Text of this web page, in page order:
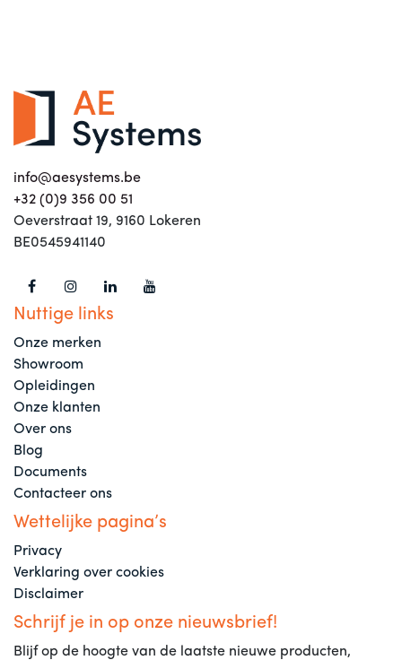
info@aesystems.be
+32 (0)9 356 00 51
Oeverstraat 19, 9160 Lokeren
BE0545941140
Nuttige links
Onze merken
Showroom
Opleidingen
Onze klanten
Over ons
Blog
Documents
Contacteer ons
Wettelijke pagina’s
Privacy
Verklaring over cookies
Disclaimer
Schrijf je in op onze nieuwsbrief!
Blijf op de hoogte van de laatste nieuwe producten,